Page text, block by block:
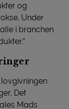
og
Under
i branchen
Det
Mads